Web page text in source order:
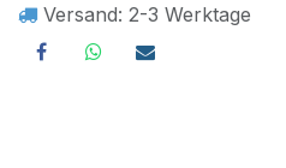
Versand: 2-3 Werktage